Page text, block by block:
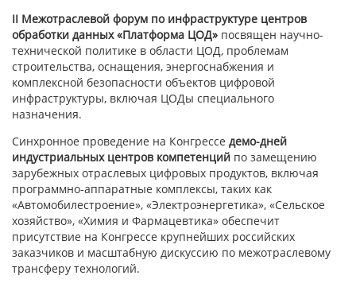
II Межотраслевой форум по инфраструктуре центров
обработки данных «Платформа ЦОД» посвящен научно-
технической политике в области ЦОД, проблемам
строительства, оснащения, энергоснабжения и
комплексной безопасности объектов цифровой
инфраструктуры, включая ЦОДы специального
назначения.
Синхронное проведение на Конгрессе демо-дней
индустриальных центров компетенций по замещению
зарубежных отраслевых цифровых продуктов, включая
программно-аппаратные комплексы, таких как
«Автомобилестроение», «Электроэнергетика», «Сельское
хозяйство», «Химия и Фармацевтика» обеспечит
присутствие на Конгрессе крупнейших российских
заказчиков и масштабную дискуссию по межотраслевому
трансферу технологий.